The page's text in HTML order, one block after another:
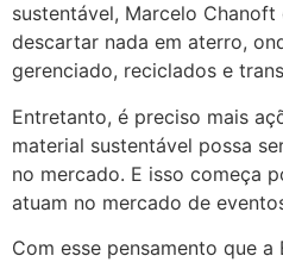
sustentável, Marcelo
descartar nada em aterro,
gerenciado, reciclados e
Entretanto, é preciso mais
material sustentável possa
no mercado. E isso começa
atuam no mercado de
Com esse pensamento que a